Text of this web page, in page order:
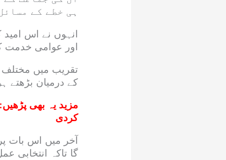
ہی خطے کے
انہوں نے اس امید
اور عوامی خدمت
تقریب میں
کے درمیان بڑھتے
مزید یہ بھی پڑھیں:
کردی
آخر میں اس بات
گا تاکہ انتخابی